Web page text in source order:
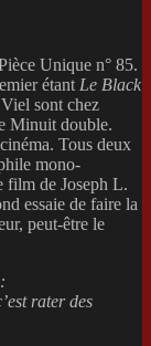
Unique n° 85.
étant Le Black
sont chez
Minuit double.
Tous deux
mono-
film de Joseph L.
essaie de faire la
peut-être le
rater des